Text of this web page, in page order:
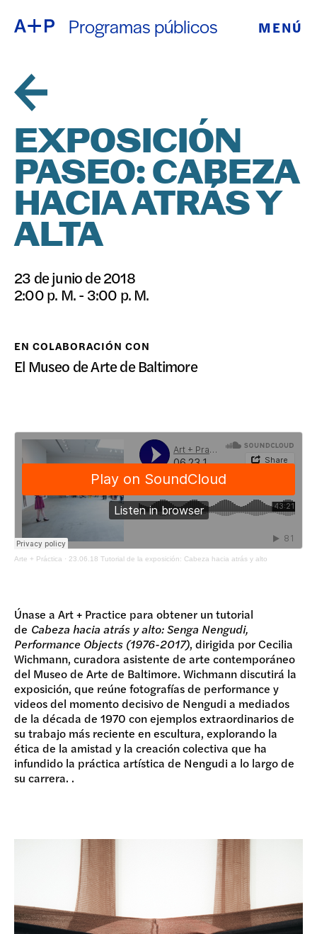
Programas públicos MENÚ
EDUCACIÓN
JUVENTUD
DE CRIANZA
PROGRAMAS
PÚBLICOS
ARCHIVO
DONAR
ESPAÑOL
普通话
日本語
EXPOSICIÓN
PASEO: CABEZA
HACIA ATRÁS Y
ALTA
23 de junio de 2018
2:00 p. M. - 3:00 p. M.
EN COLABORACIÓN CON
El Museo de Arte de Baltimore
Arte + Práctica · 23.06.18 Tutorial de la exposición: Cabeza hacia atrás y alto
Únase a Art + Practice para obtener un tutorial
de Cabeza hacia atrás y alto: Senga Nengudi,
Performance Objects (1976-2017), dirigida por Cecilia
Wichmann, curadora asistente de arte contemporáneo
del Museo de Arte de Baltimore. Wichmann discutirá la
exposición, que reúne fotografías de performance y
videos del momento decisivo de Nengudi a mediados
de la década de 1970 con ejemplos extraordinarios de
su trabajo más reciente en escultura, explorando la
ética de la amistad y la creación colectiva que ha
infundido la práctica artística de Nengudi a lo largo de
su carrera. .